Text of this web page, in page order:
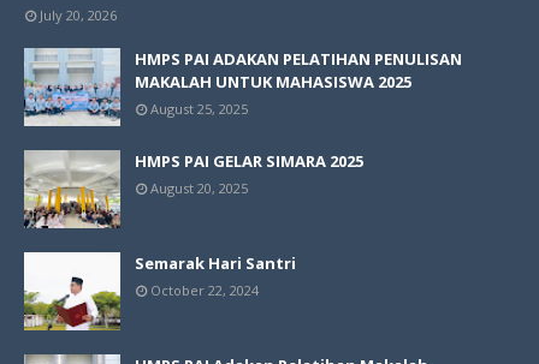
July 20, 2026
HMPS PAI ADAKAN PELATIHAN PENULISAN
MAKALAH UNTUK MAHASISWA 2025
August 25, 2025
HMPS PAI GELAR SIMARA 2025
August 20, 2025
Semarak Hari Santri
October 22, 2024